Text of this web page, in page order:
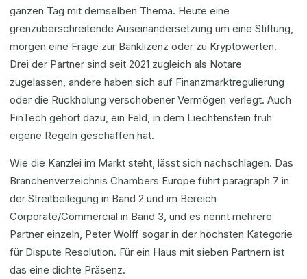
ganzen Tag mit demselben Thema. Heute eine
grenzüberschreitende Auseinandersetzung um eine Stiftung,
morgen eine Frage zur Banklizenz oder zu Kryptowerten.
Drei der Partner sind seit 2021 zugleich als Notare
zugelassen, andere haben sich auf Finanzmarktregulierung
oder die Rückholung verschobener Vermögen verlegt. Auch
FinTech gehört dazu, ein Feld, in dem Liechtenstein früh
eigene Regeln geschaffen hat.
Wie die Kanzlei im Markt steht, lässt sich nachschlagen. Das
Branchenverzeichnis Chambers Europe führt paragraph 7 in
der Streitbeilegung in Band 2 und im Bereich
Corporate/Commercial in Band 3, und es nennt mehrere
Partner einzeln, Peter Wolff sogar in der höchsten Kategorie
für Dispute Resolution. Für ein Haus mit sieben Partnern ist
das eine dichte Präsenz.